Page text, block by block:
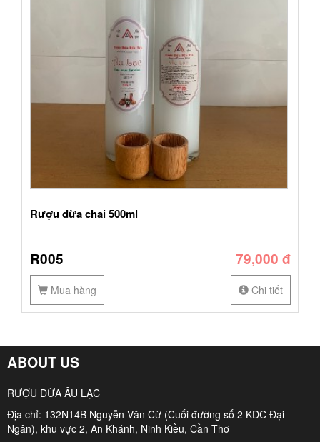
Rượu dừa chai 500ml
R005 79,000 đ
Mua hàng Chi tiết
ABOUT US
RƯỢU DỪA ÂU LẠC
Địa chỉ: 132N14B Nguyễn Văn Cừ (Cuối đường số 2 KDC Đại
Ngân), khu vực 2, An Khánh, Ninh Kiều, Cần Thơ